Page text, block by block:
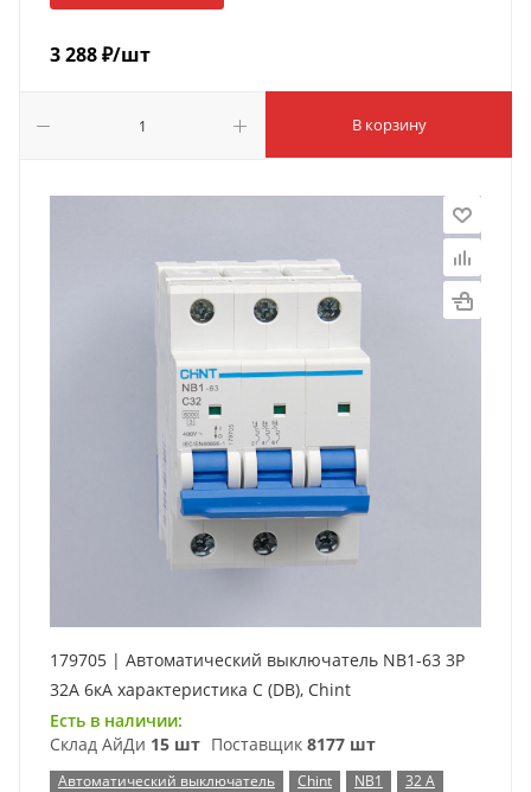
3 288₽/шт
В корзину
179705 | Автоматический выключатель NB1-63 3P
32А 6кА характеристика C (DB), Chint
Есть в наличии:
Склад АйДи 15 шт Поставщик 8177 шт
Автоматический выключатель Chint NB1 32 А